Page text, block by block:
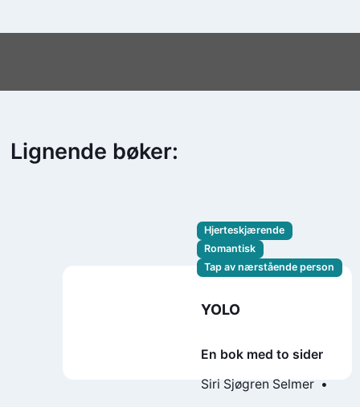
Lignende bøker:
Hjerteskjærende
Romantisk
Tap av nærstående person
YOLO
En bok med to sider
Siri Sjøgren Selmer